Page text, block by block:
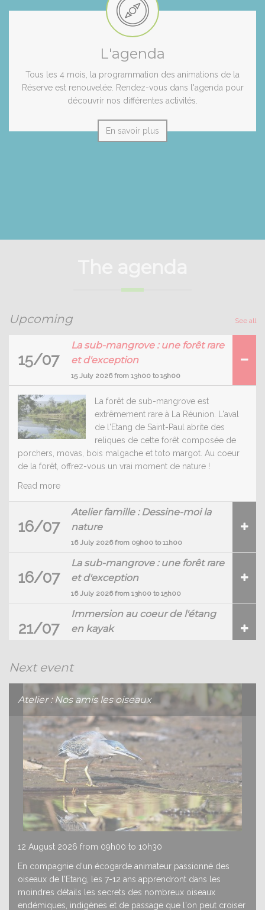
L'agenda
Tous les 4 mois, la programmation des animations de la
Réserve est renouvelée. Rendez-vous dans l'agenda pour
découvrir nos différentes activités.
En savoir plus
See all
Upcoming
15/07
La sub-mangrove : une forêt rare
et d'exception
15 July 2026 from 13h00 to 15h00
La forêt de sub-mangrove est
extrêmement rare à La Réunion. L'aval
de l'Etang de Saint-Paul abrite des
reliques de cette forêt composée de
porchers, movas, bois malgache et toto margot. Au coeur
de la forêt, offrez-vous un vrai moment de nature !
Read more
16/07
Atelier famille : Dessine-moi la
nature
16 July 2026 from 09h00 to 11h00
16/07
La sub-mangrove : une forêt rare
et d'exception
16 July 2026 from 13h00 to 15h00
21/07
Immersion au coeur de l'étang
en kayak
22/07 Atelier Libellules
Next event
Atelier : Nos amis les oiseaux
12 August 2026 from 09h00 to 10h30
En compagnie d'un écogarde animateur passionné des
oiseaux de l'Etang, les 7-12 ans apprendront dans les
moindres détails les secrets des nombreux oiseaux
endémiques, indigènes et de passage que l'on peut croiser